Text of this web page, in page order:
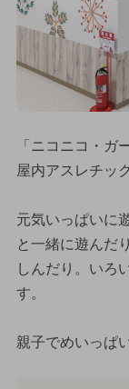
「ニコニコ・ガ
屋内アスレチッ
元気いっぱいに
と一緒に遊んだ
しんだり。いろ
す。
親子でめいっぱ